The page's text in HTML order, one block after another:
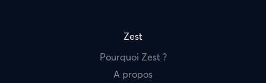
Zest
Pourquoi Zest ?
A propos